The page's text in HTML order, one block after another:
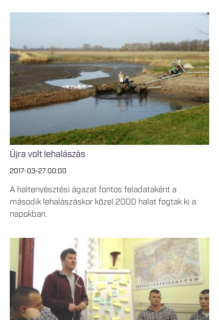
Újra volt lehalászás
2017-03-27 00:00
A haltenyésztési ágazat fontos feladataként a
második lehalászáskor közel 2000 halat fogtak ki a
napokban.